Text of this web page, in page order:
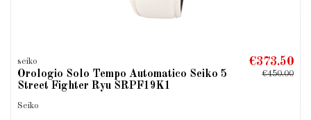
seiko
Orologio Solo Tempo Automatico Seiko 5
Street Fighter Ryu SRPF19K1
Seiko
€373.50
€450.00